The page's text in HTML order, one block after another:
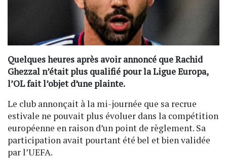
Quelques heures après avoir annoncé que Rachid
Ghezzal n’était plus qualifié pour la Ligue Europa,
l’OL fait l’objet d’une plainte.
Le club annonçait à la mi-journée que sa recrue
estivale ne pouvait plus évoluer dans la compétition
européenne en raison d’un point de règlement. Sa
participation avait pourtant été bel et bien validée
par l’UEFA.